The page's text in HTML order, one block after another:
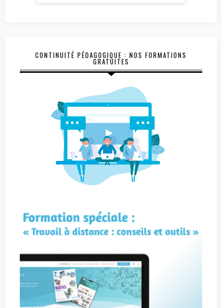
CONTINUITÉ PÉDAGOGIQUE : NOS FORMATIONS
GRATUITES